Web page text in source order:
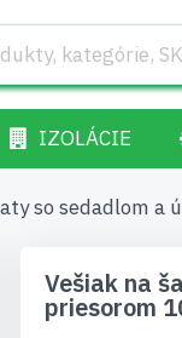
IZOLÁCIE
so sedadlom
Vešiak na
priesorom